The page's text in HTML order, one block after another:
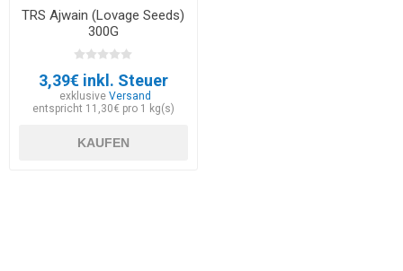
TRS Ajwain (Lovage Seeds)
300G
3,39€ inkl. Steuer
exklusiveVersand
entspricht 11,30€ pro 1 kg(s)
KAUFEN